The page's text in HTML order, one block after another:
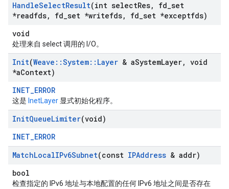
HandleSelectResult(int selectRes, fd set
*readfds, fd set *writefds, fd set *exceptfds)
void
处理来自 select 调用的 I/O。
Init(Weave ::System:: Layer & aSystemLayer, void
*aContext)
INET_ERROR
这是 InetLayer 显式初始化程序。
InitQueueLimiter(void)
INET_ERROR
MatchLocalIPv6Subnet(const IPAddress & addr)
bool
检查指定的 IPv6 地址与本地配置的任何 IPv6 地址之间是否存在